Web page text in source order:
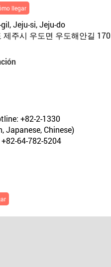
llegar
Jeju-si, Jeju-do
제주시 우도면 우도해안길 170
+82-2-1330
Japanese, Chinese)
64-782-5204